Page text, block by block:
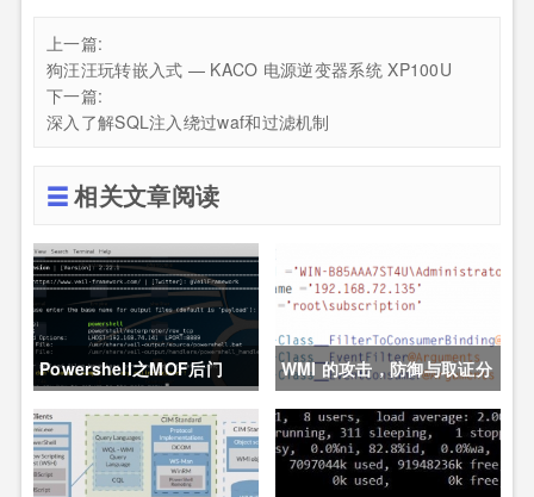
上一篇:
狗汪汪玩转嵌入式 — KACO 电源逆变器系统 XP100U
下一篇:
深入了解SQL注入绕过waf和过滤机制
相关文章阅读
Powershell之MOF后门
WMI 的攻击，防御与取证分
析技术之防御篇